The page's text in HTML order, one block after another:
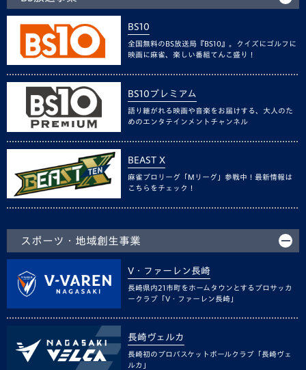
BS10
全国無料のBS放送局『BS10』。クイズにゴルフに
映画に麻雀、楽しい番組てんこ盛り！
BS10プレミアム
語り継がれる映画や音楽をお届けする、大人のた
めのエンタテインメントチャンネル
BEAST X
麻雀プロリーグ「Mリーグ」参戦中！最新情報は
こちらをチェック！
スポーツ・地域創生事業
V・ファーレン長崎
長崎県内21市町をホームタウンとするプロサッカ
ークラブ「V・ファーレン長崎」
長崎ヴェルカ
長崎初のプロバスケットボールクラブ「長崎ヴェ
ルカ」